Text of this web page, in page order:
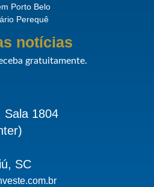
Porto Belo
Perequê
notícias
gratuitamente.
Sala 1804
SC